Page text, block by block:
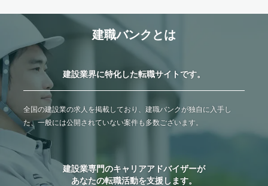
建職バンクとは
建設業界に特化した転職サイトです。
全国の建設業の求人を掲載しており、建職バンクが独自に入手し
た、一般には公開されていない案件も多数ございます。
建設業専門のキャリアアドバイザーが
あなたの転職活動を支援します。